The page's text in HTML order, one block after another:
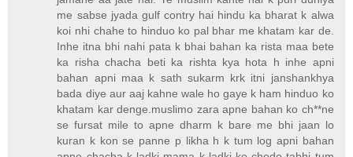
me sabse jyada gulf contry hai hindu ka bharat k alwa
koi nhi chahe to hinduo ko pal bhar me khatam kar de.
Inhe itna bhi nahi pata k bhai bahan ka rista maa bete
ka risha chacha beti ka rishta kya hota h inhe apni
bahan apni maa k sath sukarm krk itni janshankhya
bada diye aur aaj kahne wale ho gaye k ham hinduo ko
khatam kar denge.muslimo zara apne bahan ko ch**ne
se fursat mile to apne dharm k bare me bhi jaan lo
kuran k kon se panne p likha h k tum log apni bahan